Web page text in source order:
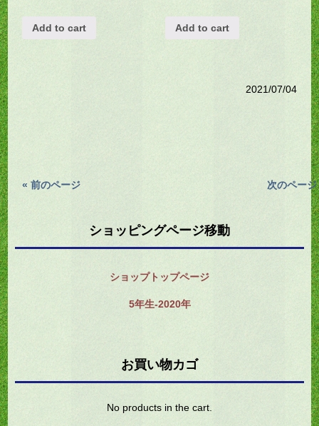
Add to cart Add to cart
2021/07/04
« 前のページ 次のページ
ショッピングページ移動
ショップトップページ
5年生-2020年
お買い物カゴ
No products in the cart.